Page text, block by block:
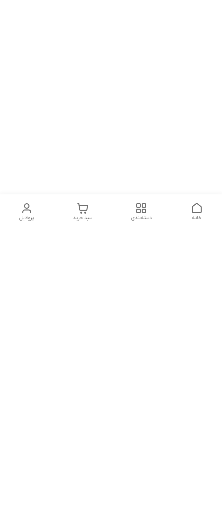
پروفایل سبد خرید دسته‌بندی خانه